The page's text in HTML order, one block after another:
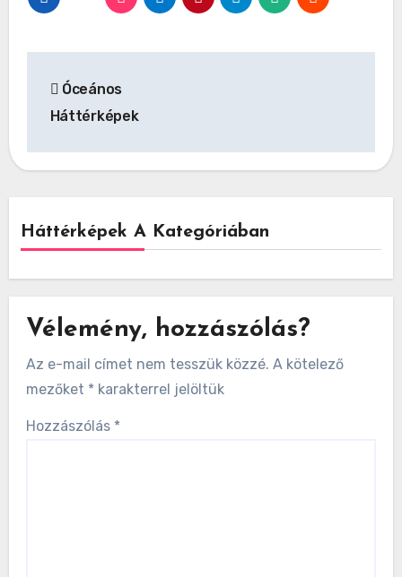
navigáció
Óceános
Háttérképek
Háttérképek A Kategóriában
Vélemény, hozzászólás?
Az e-mail címet nem tesszük közzé. A kötelező
mezőket * karakterrel jelöltük
Hozzászólás *